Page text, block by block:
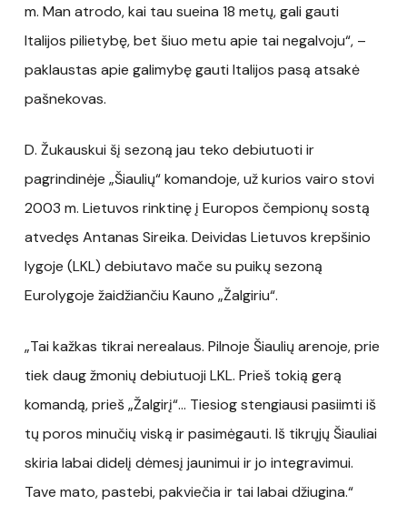
m. Man atrodo, kai tau sueina 18 metų, gali gauti
Italijos pilietybę, bet šiuo metu apie tai negalvoju“, –
paklaustas apie galimybę gauti Italijos pasą atsakė
pašnekovas.
D. Žukauskui šį sezoną jau teko debiutuoti ir
pagrindinėje „Šiaulių“ komandoje, už kurios vairo stovi
2003 m. Lietuvos rinktinę į Europos čempionų sostą
atvedęs Antanas Sireika. Deividas Lietuvos krepšinio
lygoje (LKL) debiutavo mače su puikų sezoną
Eurolygoje žaidžiančiu Kauno „Žalgiriu“.
„Tai kažkas tikrai nerealaus. Pilnoje Šiaulių arenoje, prie
tiek daug žmonių debiutuoji LKL. Prieš tokią gerą
komandą, prieš „Žalgirį“… Tiesiog stengiausi pasiimti iš
tų poros minučių viską ir pasimėgauti. Iš tikrųjų Šiauliai
skiria labai didelį dėmesį jaunimui ir jo integravimui.
Tave mato, pastebi, pakviečia ir tai labai džiugina.“